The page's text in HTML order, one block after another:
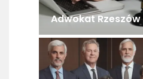
Adwokat Rzeszów